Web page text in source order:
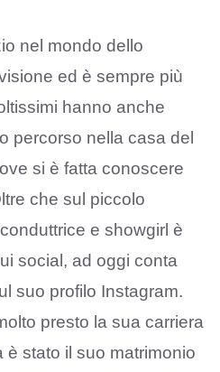
nel mondo dello
ed è sempre più
hanno anche
percorso nella casa del
si è fatta conoscere
che sul piccolo
e showgirl è
social, ad oggi conta
suo profilo Instagram.
presto la sua carriera
è stato il suo matrimonio